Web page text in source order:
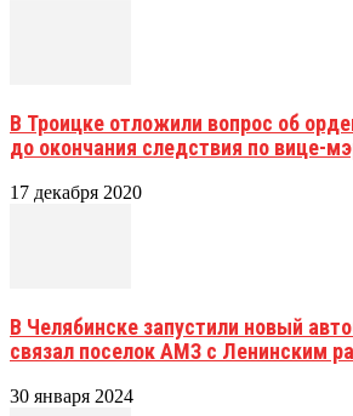
В Троицке отложили вопрос об
до окончания следствия по вице-
17 декабря 2020
В Челябинске запустили новый
связал поселок АМЗ с Ленинским
30 января 2024